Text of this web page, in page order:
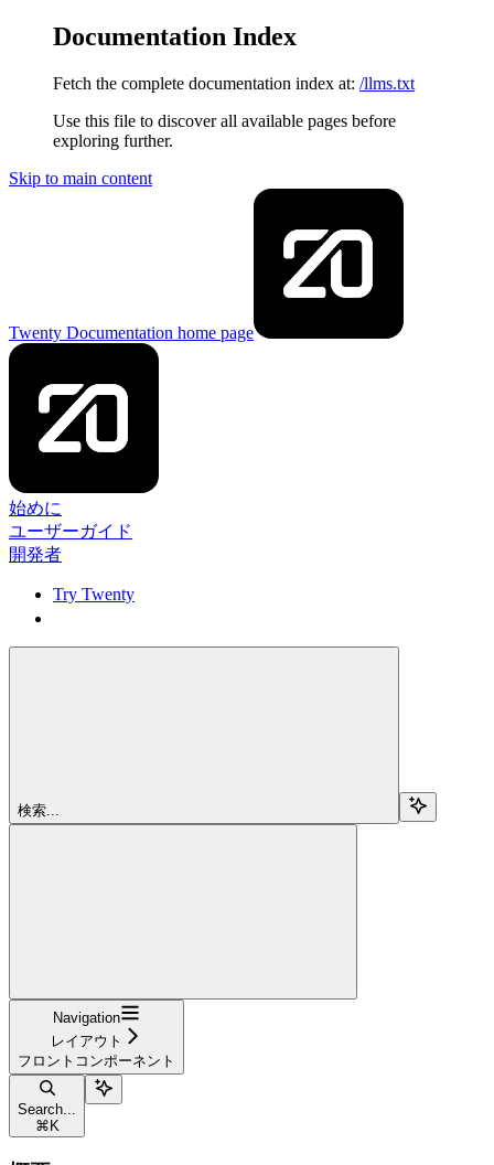
Documentation Index
Fetch the complete documentation index at: /llms.txt
Use this file to discover all available pages before
exploring further.
Skip to main content
Twenty Documentation home page
始めに
ユーザーガイド
開発者
Try Twenty
検索...
Navigation
レイアウト
フロントコンポーネント
Search...
⌘ K